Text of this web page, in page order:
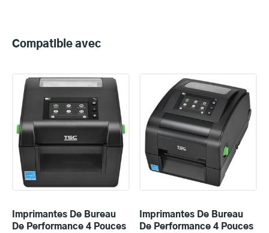
Compatible avec
Imprimantes De Bureau
De Performance 4 Pouces
Imprimantes De Bureau
De Performance 4 Pouces